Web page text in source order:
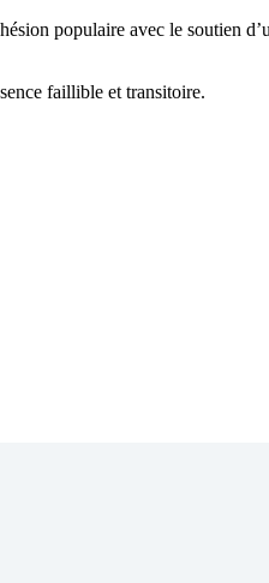
populaire avec le soutien
faillible et transitoire.